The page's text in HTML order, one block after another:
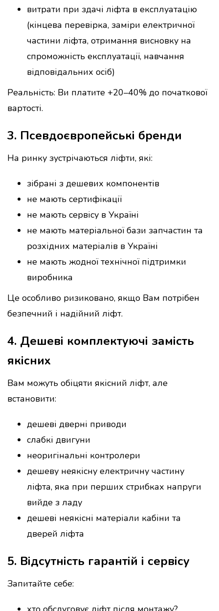
витрати при здачі ліфта в експлуатацію
(кінцева перевірка, заміри електричної
частини ліфта, отримання висновку на
спроможність експлуатації, навчання
відповідальних осіб)
Реальність: Ви платите +20–40% до початкової
вартості.
3. Псевдоєвропейські бренди
На ринку зустрічаються ліфти, які:
зібрані з дешевих компонентів
не мають сертифікації
не мають сервісу в Україні
не мають матеріальної бази запчастин та
розхідних матеріалів в Україні
не мають жодної технічної підтримки
виробника
Це особливо ризиковано, якщо Вам потрібен
безпечний і надійний ліфт.
4. Дешеві комплектуючі замість
якісних
Вам можуть обіцяти якісний ліфт, але
встановити:
дешеві дверні приводи
слабкі двигуни
неоригінальні контролери
дешеву неякісну електричну частину
ліфта, яка при перших стрибках напруги
вийде з ладу
дешеві неякісні матеріали кабіни та
дверей ліфта
5. Відсутність гарантій і сервісу
Запитайте себе: